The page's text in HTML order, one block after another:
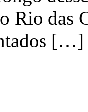
Rio das
[…]